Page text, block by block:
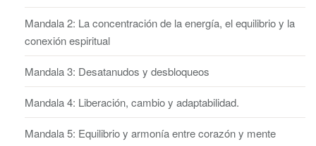
Mandala 2: La concentración de la energía, el equilibrio y la
conexión espiritual
Mandala 3: Desatanudos y desbloqueos
Mandala 4: Liberación, cambio y adaptabilidad.
Mandala 5: Equilibrio y armonía entre corazón y mente